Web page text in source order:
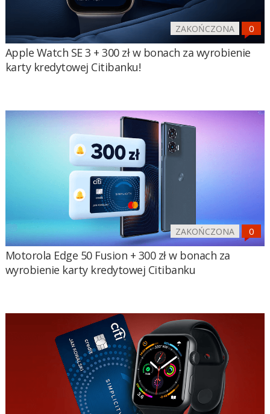
ZAKOŃCZONA
Apple Watch SE 3 + 300 zł w bonach za wyrobienie
karty kredytowej Citibanku!
ZAKOŃCZONA
Motorola Edge 50 Fusion + 300 zł w bonach za
wyrobienie karty kredytowej Citibanku